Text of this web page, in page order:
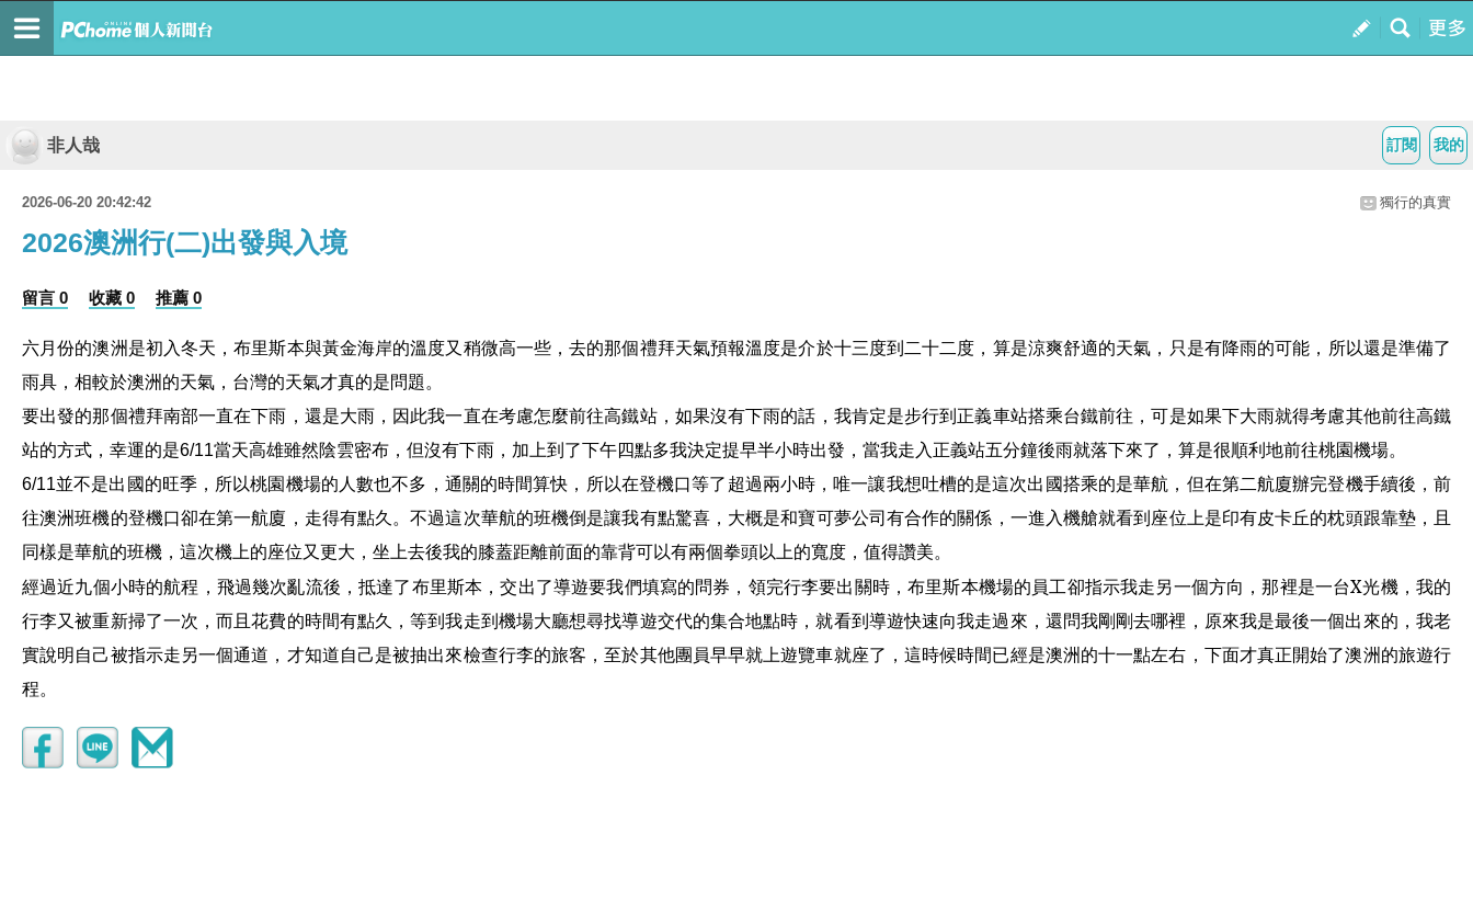
我的
訂閱
非人哉
2026-06-20 20:42:42 獨行的真實
2026澳洲行(二)出發與入境
留言 0 收藏 0 推薦 0
六月份的澳洲是初入冬天 ，布里斯本與黃金海岸的溫度又稍微高一些 ，去的那個禮拜天氣預報溫度是介於十三度到二十二度 ， 算是涼爽舒適的天氣 ， 只是有降雨的可能 ， 所以還是準備了
雨具 ， 相較於澳洲的天氣 ， 台灣的天氣才真的是問題。
要出發的那個禮拜南部一直在下雨 ， 還是大雨 ， 因此我一直在考慮怎麼前往高鐵站， 如果沒有下雨的話 ， 我肯定是步行到正義車站搭乘台鐵前往 ，可是如果下大雨就得考慮其他前往高鐵
站的方式 ， 幸運的是6/11當天高雄雖然陰雲密布 ， 但沒有下雨 ， 加上到了下午四點多我決定提早半小時出發 ， 當我走入正義站五分鐘後雨就落下來了 ， 算是很順利地前往桃園機場。
6/11並不是出國的旺季 ， 所以桃園機場的人數也不多 ， 通關的時間算快 ， 所以在登機口等了超過兩小時 ，唯一讓我想吐槽的是這次出國搭乘的是華航 ， 但在第二航廈辦完登機手續後 ，前
往澳洲班機的登機口卻在第一航廈， 走得有點久。不過這次華航的班機倒是讓我有點驚喜，大概是和寶可夢公司有合作的關係，一進入機艙就看到座位上是印有皮卡丘的枕頭跟靠墊，且
同樣是華航的班機，這次機上的座位又更大，坐上去後我的膝蓋距離前面的靠背可以有兩個拳頭以上的寬度，值得讚美。
經過近九個小時的航程，飛過幾次亂流後，抵達了布里斯本，交出了導遊要我們填寫的問券，領完行李要出關時，布里斯本機場的員工卻指示我走另一個方向，那裡是一台X光機，我的
行李又被重新掃了一次，而且花費的時間有點久，等到我走到機場大廳想尋找導遊交代的集合地點時，就看到導遊快速向我走過來，還問我剛剛去哪裡，原來我是最後一個出來的，我老
實說明自己被指示走另一個通道，才知道自己是被抽出來檢查行李的旅客，至於其他團員早早就上遊覽車就座了，這時候時間已經是澳洲的十一點左右，下面才真正開始了澳洲的旅遊行
程。